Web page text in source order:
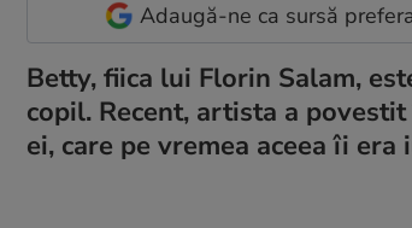
Adaugă-ne ca sursă
Betty, fiica lui Florin Salam,
copil. Recent, artista a
ei, care pe vremea aceea îi